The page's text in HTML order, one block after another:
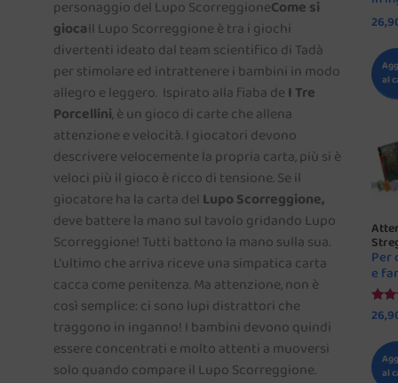
personaggio del Lupo ScorreggioneCome si
giocaIl Lupo Scorreggione è tra i giochi
divertenti ideato dal team scientifico di Tadà
per stimolare ed intrattenere i bambini in modo
allegro e leggero. Ispirato alla fiaba de I Tre
Porcellini, è un gioco di carte che allena
attenzione e velocità. I giocatori devono
descrivere velocemente la propria carta, più si è
veloci più il gioco è ricco di tensione. Se il
giocatore ha la carta del Lupo Scorreggione,
deve battere la mano sul tavolo gridando Lupo
Scorreggione! Tutti battono la mano sulla sua.
L’ultimo che arriva riceve una simpatica carta
cacca come penitenza. Ma attenzione, non è
così semplice: ci sono lupi distrattori che
traggono in inganno! I bambini devono quindi
essere concentrati e molto attenti a muoversi
solo quando compare il Lupo Scorreggione.
al
Per
e
5.00
al